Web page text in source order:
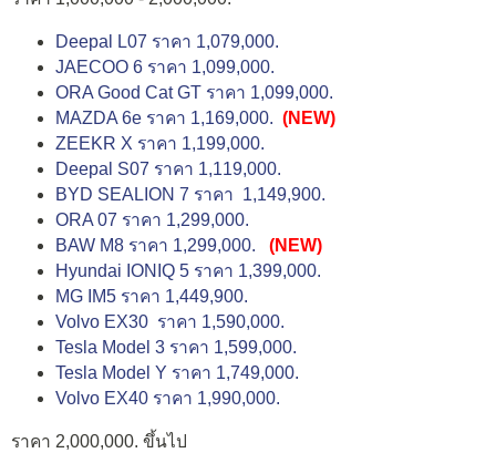
Deepal L07 ราคา 1,079,000.
JAECOO 6 ราคา 1,099,000.
ORA Good Cat GT ราคา 1,099,000.
MAZDA 6e ราคา 1,169,000. (NEW)
ZEEKR X ราคา 1,199,000.
Deepal S07 ราคา 1,119,000.
BYD SEALION 7 ราคา 1,149,900.
ORA 07 ราคา 1,299,000.
BAW M8 ราคา 1,299,000.
(NEW)
Hyundai IONIQ 5 ราคา 1,399,000.
MG IM5 ราคา 1,449,900.
Volvo EX30 ราคา 1,590,000.
Tesla Model 3 ราคา 1,599,000.
Tesla Model Y ราคา 1,749,000.
Volvo EX40 ราคา 1,990,000.
ราคา 2,000,000. ขึ้นไป